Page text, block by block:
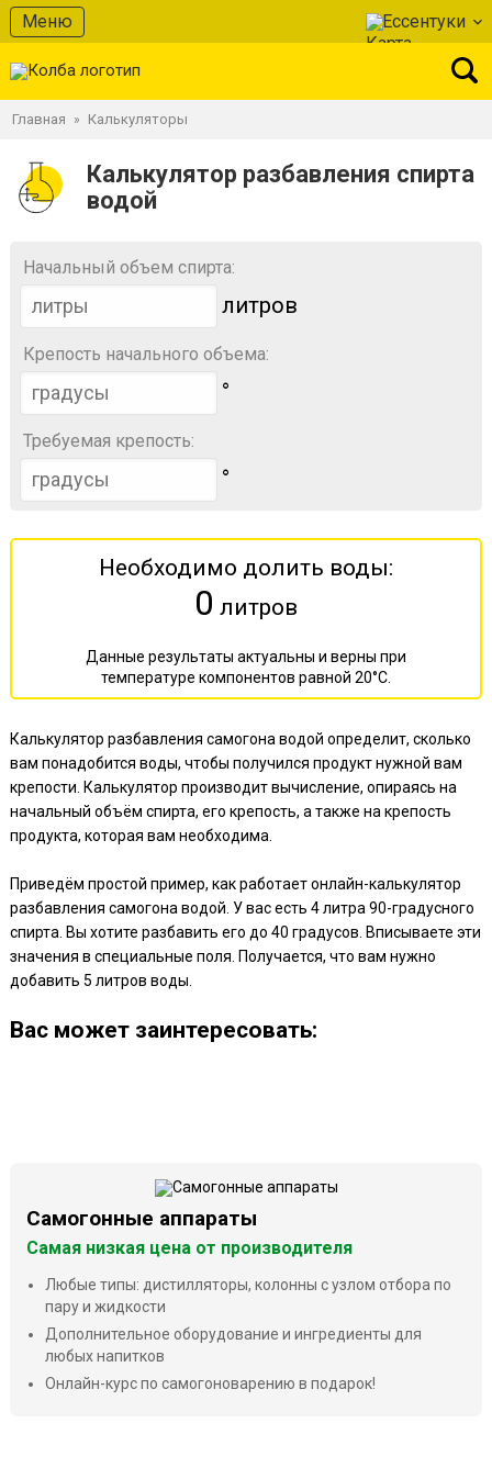
Меню Ессентуки
Главная » Калькуляторы
Калькулятор разбавления спирта
водой
Начальный объем спирта:
литров
Крепость начального объема:
°
Требуемая крепость:
°
Необходимо долить воды:
0 литров
Данные результаты актуальны и верны при
температуре компонентов равной 20°С.
Калькулятор разбавления самогона водой определит, сколько
вам понадобится воды, чтобы получился продукт нужной вам
крепости. Калькулятор производит вычисление, опираясь на
начальный объём спирта, его крепость, а также на крепость
продукта, которая вам необходима.
Приведём простой пример, как работает онлайн-калькулятор
разбавления самогона водой. У вас есть 4 литра 90-градусного
спирта. Вы хотите разбавить его до 40 градусов. Вписываете эти
значения в специальные поля. Получается, что вам нужно
добавить 5 литров воды.
Ваc может заинтересовать:
Самогонные аппараты
Самая низкая цена от производителя
Любые типы: дистилляторы, колонны с узлом отбора по
пару и жидкости
Дополнительное оборудование и ингредиенты для
любых напитков
Онлайн-курс по самогоноварению в подарок!